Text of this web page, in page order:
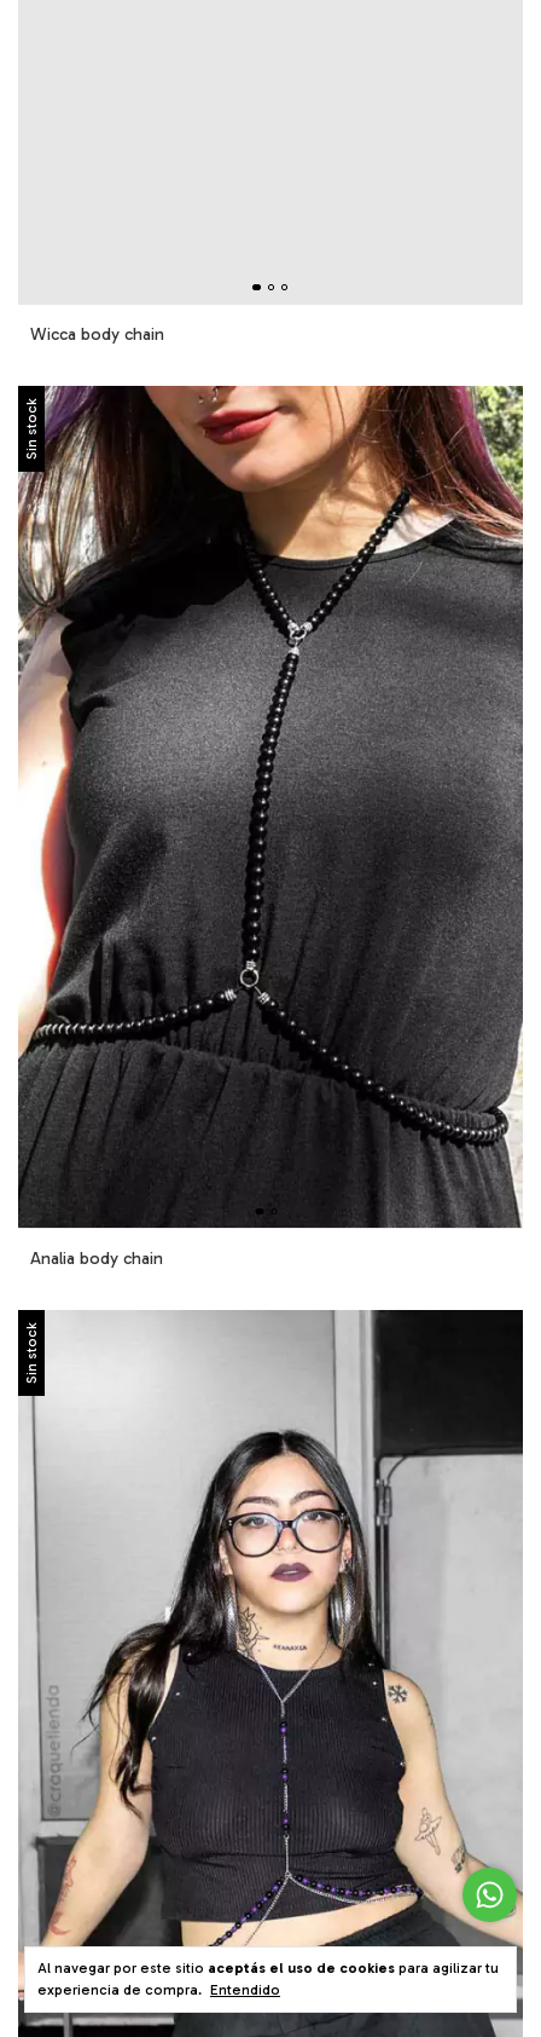
Al navegar por este sitio aceptás el uso de cookies para agilizar tu
experiencia de compra. Entendido
Wicca body chain
Sin stock
Analia body chain
Sin stock